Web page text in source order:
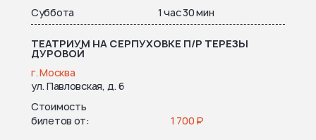
Суббота 1 час 30 мин
ТЕАТРИУМ НА СЕРПУХОВКЕ П/Р ТЕРЕЗЫ
ДУРОВОЙ
г. Москва
ул. Павловская, д. 6
Стоимость
билетов от
1 700 ₽